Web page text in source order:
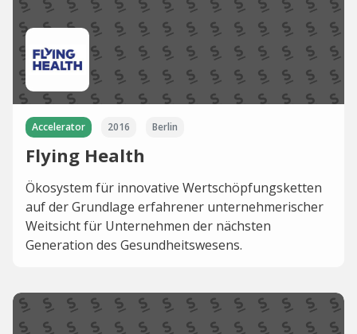
Accelerator 2016 Berlin
Flying Health
Ökosystem für innovative Wertschöpfungsketten
auf der Grundlage erfahrener unternehmerischer
Weitsicht für Unternehmen der nächsten
Generation des Gesundheitswesens.